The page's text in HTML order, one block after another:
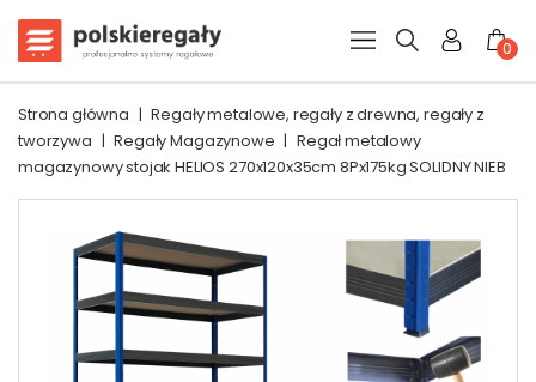
0
Strona główna | Regały metalowe, regały z drewna, regały z
tworzywa | Regały Magazynowe | Regał metalowy
magazynowy stojak HELIOS 270x120x35cm 8Px175kg SOLIDNY NIEB